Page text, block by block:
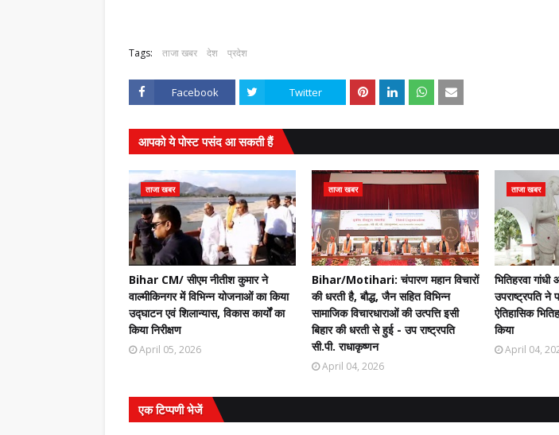
Tags: ताजा खबर देश प्रदेश
Facebook Twitter
आपको ये पोस्ट पसंद आ सकती हैं
ताजा खबर
Bihar CM/ सीएम नीतीश कुमार ने
वाल्मीकिनगर में विभिन्न योजनाओं का किया
उद्घाटन एवं शिलान्यास, विकास कार्यों का
किया निरीक्षण
April 05, 2026
ताजा खबर
Bihar/Motihari: चंपारण महान विचारों
की धरती है, बौद्ध, जैन सहित विभिन्न
सामाजिक विचारधाराओं की उत्पत्ति इसी
बिहार की धरती से हुई - उप राष्ट्रपति
सी.पी. राधाकृष्णन
April 04, 2026
ताजा खबर
भितिहरवा
उपराष्ट्रपति ने
ऐतिहासिक
किया
April 04,
एक टिप्पणी भेजें